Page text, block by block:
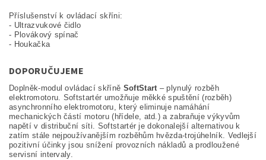
Příslušenství k ovládací skříni:
- Ultrazvukové čidlo
- Plovákový spínač
- Houkačka
DOPORUČUJEME
Doplněk-modul ovládací skříně SoftStart– plynulý rozběh
elektromotoru. Softstartér umožňuje měkké spuštění (rozběh)
asynchronního elektromotoru, který eliminuje namáhání
mechanických částí motoru (hřídele, atd.) a zabraňuje výkyvům
napětí v distribuční síti. Softstartér je dokonalejší alternativou k
zatím stále nejpoužívanějším rozběhům hvězda-trojúhelník. Vedlejší
pozitivní účinky jsou snížení provozních nákladů a prodloužené
servisní intervaly.